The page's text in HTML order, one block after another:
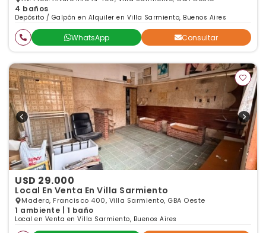
4 baños
Depósito / Galpón en Alquiler en Villa Sarmiento, Buenos Aires
WhatsApp Consultar
USD 29.000
Local En Venta En Villa Sarmiento
Madero, Francisco 400, Villa Sarmiento, GBA Oeste
1 ambiente | 1 baño
Local en Venta en Villa Sarmiento, Buenos Aires